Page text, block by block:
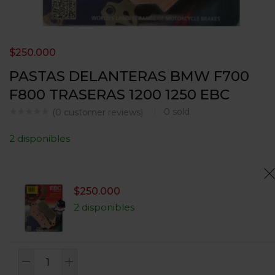
PASTAS DELANTERAS BMW F700
F800 TRASERAS 1200 1250 EBC
(0 customer reviews) 0 sold
$250.000
2 disponibles
$250.000
2 disponibles